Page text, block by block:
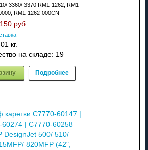
3360/ 3370 RM1-1262, RM1-
RM1-1262-000CN
150 руб
кг.
на складе: 19
Подробнее
C7770-60147 |
60274 | C7770-60258
DesignJet 500/ 510/
820MFP (42",